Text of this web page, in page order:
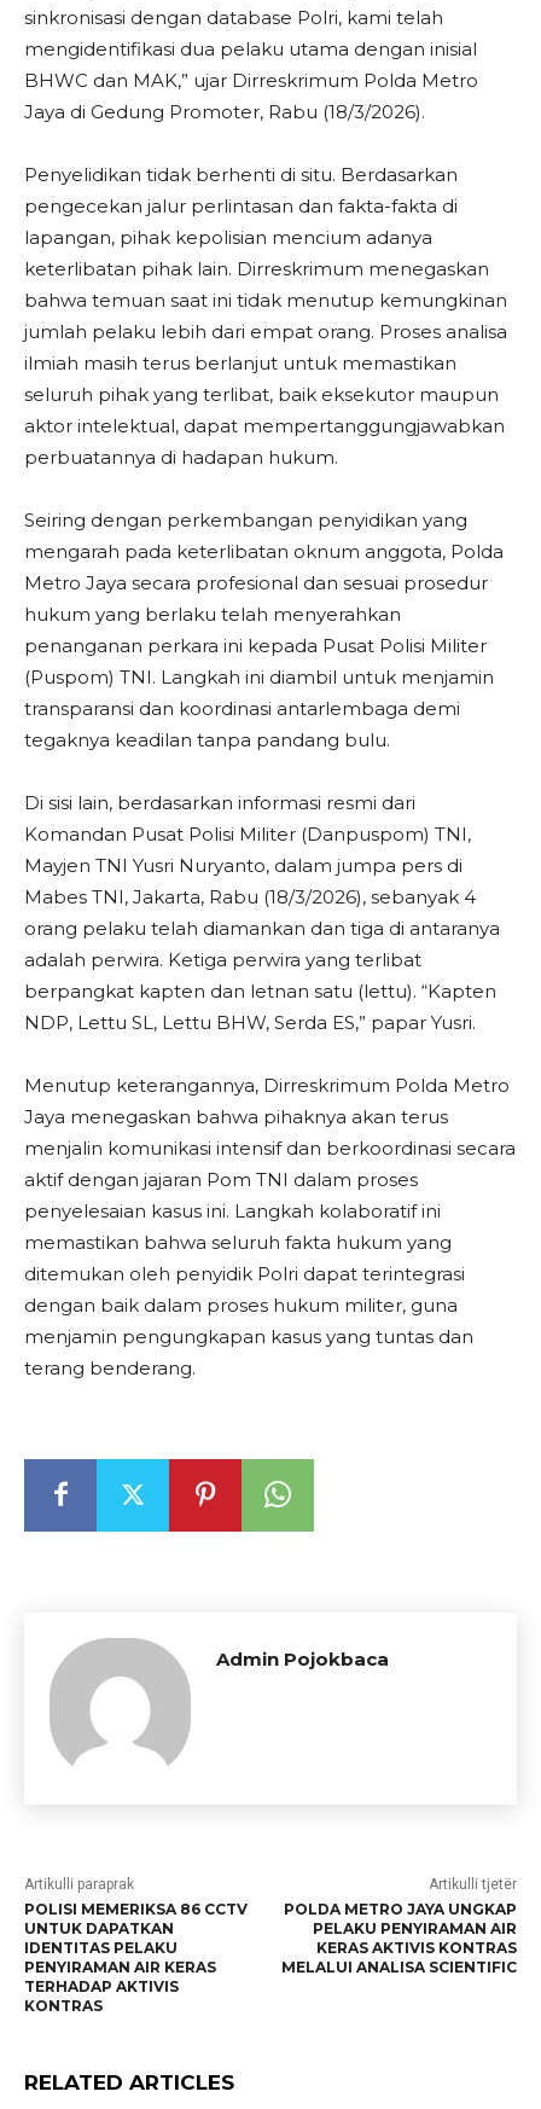
sinkronisasi dengan database Polri, kami telah
mengidentifikasi dua pelaku utama dengan inisial
BHWC dan MAK,” ujar Dirreskrimum Polda Metro
Jaya di Gedung Promoter, Rabu (18/3/2026).
Penyelidikan tidak berhenti di situ. Berdasarkan
pengecekan jalur perlintasan dan fakta-fakta di
lapangan, pihak kepolisian mencium adanya
keterlibatan pihak lain. Dirreskrimum menegaskan
bahwa temuan saat ini tidak menutup kemungkinan
jumlah pelaku lebih dari empat orang. Proses analisa
ilmiah masih terus berlanjut untuk memastikan
seluruh pihak yang terlibat, baik eksekutor maupun
aktor intelektual, dapat mempertanggungjawabkan
perbuatannya di hadapan hukum.
Seiring dengan perkembangan penyidikan yang
mengarah pada keterlibatan oknum anggota, Polda
Metro Jaya secara profesional dan sesuai prosedur
hukum yang berlaku telah menyerahkan
penanganan perkara ini kepada Pusat Polisi Militer
(Puspom) TNI. Langkah ini diambil untuk menjamin
transparansi dan koordinasi antarlembaga demi
tegaknya keadilan tanpa pandang bulu.
Di sisi lain, berdasarkan informasi resmi dari
Komandan Pusat Polisi Militer (Danpuspom) TNI,
Mayjen TNI Yusri Nuryanto, dalam jumpa pers di
Mabes TNI, Jakarta, Rabu (18/3/2026), sebanyak 4
orang pelaku telah diamankan dan tiga di antaranya
adalah perwira. Ketiga perwira yang terlibat
berpangkat kapten dan letnan satu (lettu). “Kapten
NDP, Lettu SL, Lettu BHW, Serda ES,” papar Yusri.
Menutup keterangannya, Dirreskrimum Polda Metro
Jaya menegaskan bahwa pihaknya akan terus
menjalin komunikasi intensif dan berkoordinasi secara
aktif dengan jajaran Pom TNI dalam proses
penyelesaian kasus ini. Langkah kolaboratif ini
memastikan bahwa seluruh fakta hukum yang
ditemukan oleh penyidik Polri dapat terintegrasi
dengan baik dalam proses hukum militer, guna
menjamin pengungkapan kasus yang tuntas dan
terang benderang.
Admin Pojokbaca
Artikulli paraprak
POLISI MEMERIKSA 86 CCTV
UNTUK DAPATKAN
IDENTITAS PELAKU
PENYIRAMAN AIR KERAS
TERHADAP AKTIVIS
KONTRAS
Artikulli tjetër
POLDA METRO JAYA UNGKAP
PELAKU PENYIRAMAN AIR
KERAS AKTIVIS KONTRAS
MELALUI ANALISA SCIENTIFIC
RELATED ARTICLES